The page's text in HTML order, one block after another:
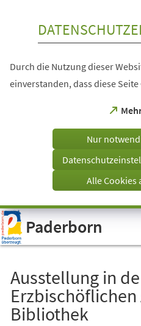
Visuelle
Assistenzsoftware
öffnen.
Durch die Nutzung dieser
einverstanden, dass diese
(Öffnet
einem
Tab)
Nur
Alle Cookies
Paderborn
Ausstellung in
Bibliothek